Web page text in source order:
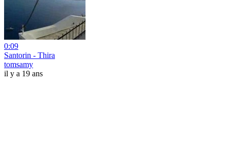
0:09
Santorin - Thira
tomsamy
il y a 19 ans